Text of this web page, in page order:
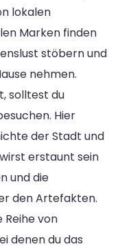
lokalen
Marken finden
stöbern und
nehmen.
solltest du
Hier
der Stadt und
erstaunt sein
und die
den Artefakten.
Reihe von
denen du das